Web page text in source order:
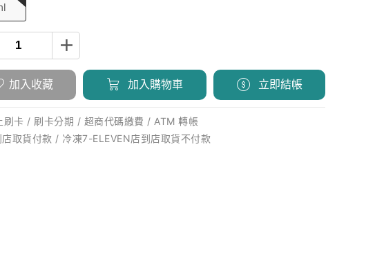
加入收藏 加入購物車 立即結帳
刷卡 / 刷卡分期 / 超商代碼繳費 / ATM 轉帳
取貨付款 / 冷凍7-ELEVEN店到店取貨不付款